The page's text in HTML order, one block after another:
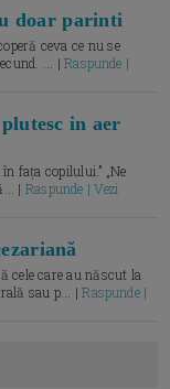
doar parinti
ceva ce nu se
... |Raspunde |
in aer
fața copilului.” „Ne
| Raspunde | Vezi
cele care au născut la
sau p... |Raspunde |